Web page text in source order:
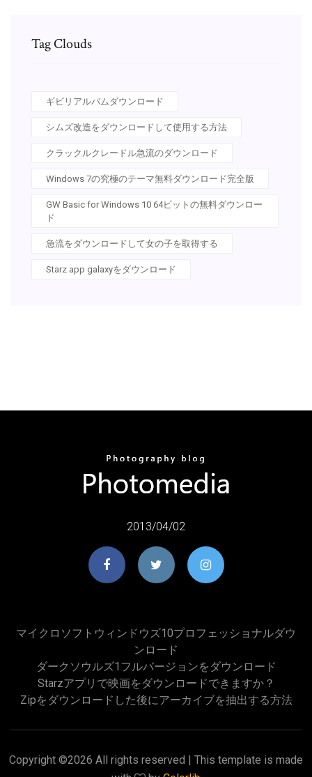
Tag Clouds
ギビリアルバムダウンロード
シムズ改造をダウンロードして使用する方法
クラックルクレードル急流のダウンロード
Windows 7の究極のテーマ無料ダウンロード完全版
GW Basic for Windows 10 64ビットの無料ダウンロー
ド
急流をダウンロードして女の子を取得する
Starz app galaxyをダウンロード
2013/04/02
マイクロソフトウィンドウズ10プロフェッショナルダウ
ンロード
ダークソウルズ1フルバージョンをダウンロード
Starzアプリで映画をダウンロードできますか？
Zipをダウンロードした後にアーカイブを抽出する方法
Copyright ©2026 All rights reserved | This template is made